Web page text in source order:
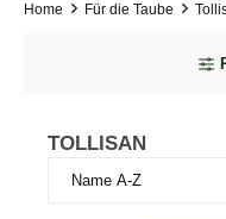
Home Für die Taube
TOLLISAN